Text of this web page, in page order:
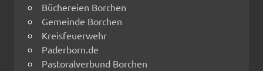
Büchereien Borchen
Gemeinde Borchen
Kreisfeuerwehr
Paderborn.de
Pastoralverbund Borchen